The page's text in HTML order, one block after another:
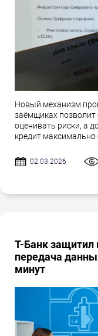
Новый механизм
заёмщиках позволит
оценивать риски, а
кредит максимально
02.03.2026
Т-Банк защитил
передача
минут